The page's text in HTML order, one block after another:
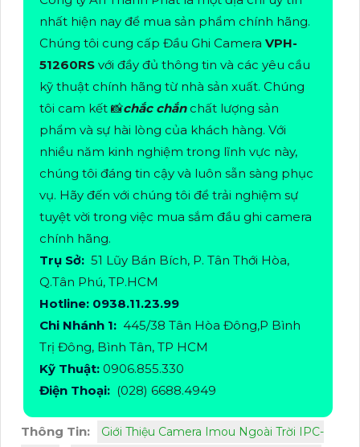
nhất hiện nay để mua sản phẩm chính hãng.
Chúng tôi cung cấp Đầu Ghi Camera VPH-
51260RS với đầy đủ thông tin và các yêu cầu
kỹ thuật chính hãng từ nhà sản xuất. Chúng
tôi cam kết 📸chắc chắnchất lượng sản
phẩm và sự hài lòng của khách hàng. Với
nhiều năm kinh nghiệm trong lĩnh vực này,
chúng tôi đáng tin cậy và luôn sẵn sàng phục
vụ. Hãy đến với chúng tôi để trải nghiệm sự
tuyệt vời trong việc mua sắm đầu ghi camera
chính hãng.
Trụ Sở: 51 Lũy Bán Bích, P. Tân Thới Hòa,
Q.Tân Phú, TP.HCM
Hotline: 0938.11.23.99
Chi Nhánh 1: 445/38 Tân Hòa Đông,P Bình
Trị Đông, Bình Tân, TP HCM
Kỹ Thuật: 0906.855.330
Điện Thoại: (028) 6688.4949
Thông Tin:
Giới Thiệu Camera Imou Ngoài Trời IPC-